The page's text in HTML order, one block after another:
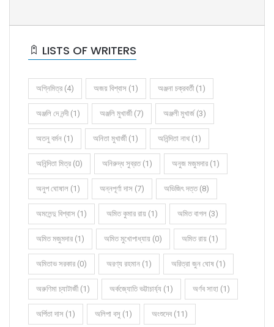
LISTS OF WRITERS
অগ্নিমিত্র (4) অজয় বিশ্বাস (1) অঞ্জনা চক্রবর্তী (1)
অঞ্জলি দে নন্দী (1) অঞ্জলি মুখার্জী (7) অঞ্জলী মুখার্জ (3)
অতনু বর্মন (1) অনিতা মুখার্জী (1) অনিন্দিতা নাথ (1)
অনিন্দিতা মিত্র (0) অনিরুদ্ধ সুব্রত (1) অনুজ মজুমদার (1)
অনুপ ঘোষাল (1) অন্নপূর্ণা দাস (7) অভিজিৎ দত্ত (8)
অমলেন্দু বিশ্বাস (1) অমিত কুমার রায় (1) অমিত বাগল (3)
অমিত মজুমদার (1) অমিত মুখোপাধ্যায় (0) অমিত রায় (1)
অমিতাভ সরকার (0) অরণ্য রহমান (1) অরিত্রা জুন ঘোষ (1)
অরুণিমা চ্যাটার্জী (1) অর্কজ্যোতি ভট্টাচার্য্য (1) অর্ণব সাহা (1)
অর্পিতা দাস (1) অলিপা বসু (1) অংশুদেব (11)